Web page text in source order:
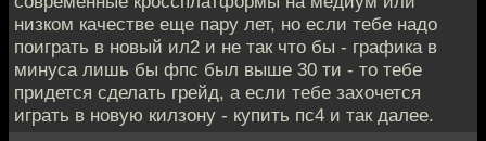
низком качестве еще пару лет, но если тебе надо
поиграть в новый ил2 и не так что бы - графика в
минуса лишь бы фпс был выше 30 ти - то тебе
придется сделать грейд, а если тебе захочется
играть в новую килзону - купить пс4 и так далее.